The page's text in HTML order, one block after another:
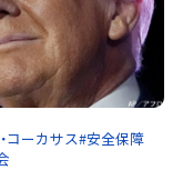
コーカサス#安全保障